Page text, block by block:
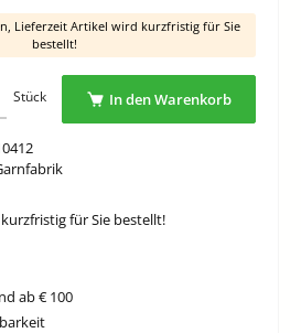
Lieferzeit Artikel wird kurzfristig für Sie
bestellt!
Wert ein oder benutze die Schaltflächen um
Stück In den Warenkorb
für Sie bestellt!
ab € 100